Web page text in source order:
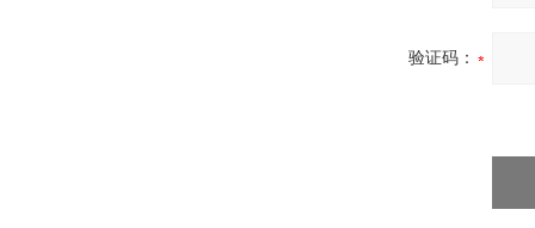
验证码：